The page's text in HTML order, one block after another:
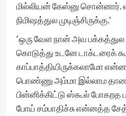
மில்லியன் கேஸ்னு சொன்னார்.
நிமிஷத்துல முடிஞ்சிருக்கு.’
‘ஒரு வேள நான் அவ
கொடுத்து உடனே டாக்டரைக்
காப்பாத்தியிருக்கலாமோ
பொண்ணு அம்மா இல்லாம
பின்னிக்கிட்டு ஸ்கூல் போகறத
போய் சம்பாதிச்சு என்னத்த